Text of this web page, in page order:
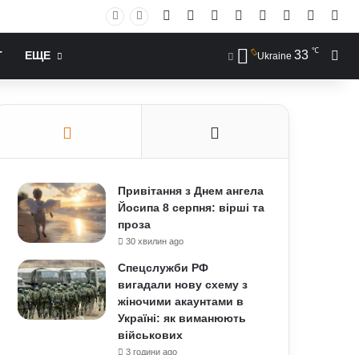
Facebook YouTubeInstagram
RSS Log In
ЕЩЕ Ukraine 33 ℃
Привітання з Днем ангела
Йосипа 8 серпня: вірші та
проза
30 хвилин ago
Спецслужби РФ
вигадали нову схему з
жіночими акаунтами в
Україні: як виманюють
військових
3 години ago